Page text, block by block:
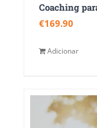
Coaching
€169.90
Adicionar